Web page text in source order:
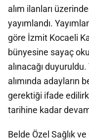
alım ilanları
yayımlandı.
göre İzmit Kocaeli
bünyesine sayaç
alınacağı
alımında adayların
gerektiği ifade
tarihine kadar
Belde Özel Sağlık